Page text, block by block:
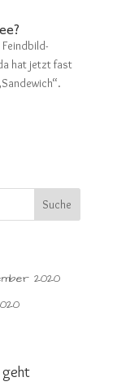
jetzt fast
2020
geht